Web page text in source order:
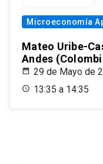
Microeconomía
Mateo Uribe-
Andes
29 de Mayo de
13:35 a 14:35